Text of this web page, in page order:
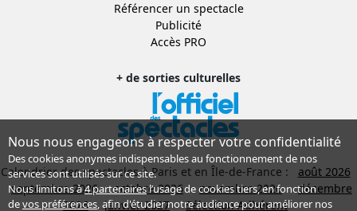
Référencer un spectacle
Publicité
Accès PRO
+ de sorties culturelles
Calendrier des spectacles à Paris et en Île-de-France :
août 2026
septembre 2026
octobre 2026 novembre 2026
décembre
2026
janvier 2027 Sélection Adhérent
Nous nous engageons à respecter votre confidentialité
Des cookies anonymes indispensables au fonctionnement de nos
services sont utilisés sur ce site.
Nous limitons à4 partenairesl’usage de cookies tiers, en fonction
devos préférences, afin d'étudier notre audience pour améliorer nos